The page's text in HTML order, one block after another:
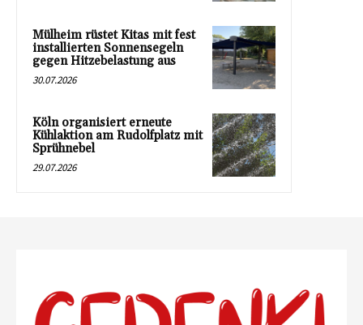
Mülheim rüstet Kitas mit fest
installierten Sonnensegeln
gegen Hitzebelastung aus
30.07.2026
Köln organisiert erneute
Kühlaktion am Rudolfplatz mit
Sprühnebel
29.07.2026